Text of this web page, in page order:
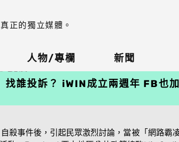
正的獨立媒體。
人物/專欄 新聞
找誰投訴？ iWIN成立兩週年 FB也
殺事件後，引起民眾激烈討論，當被「網路霸